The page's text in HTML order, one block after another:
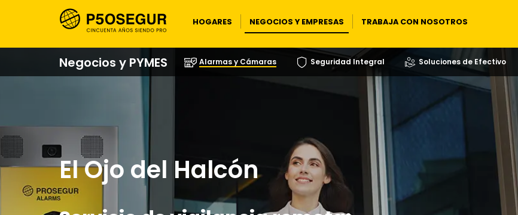
HOGARES NEGOCIOS Y EMPRESAS TRABAJA CON NOSOTROS
Negocios y PYMES Alarmas y Cámaras Seguridad Integral Soluciones de Efectivo
El Ojo del Halcón​